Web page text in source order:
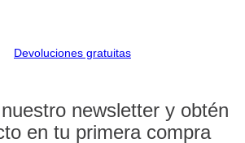
Devoluciones gratuitas
newsletter y obtén
en tu primera compra